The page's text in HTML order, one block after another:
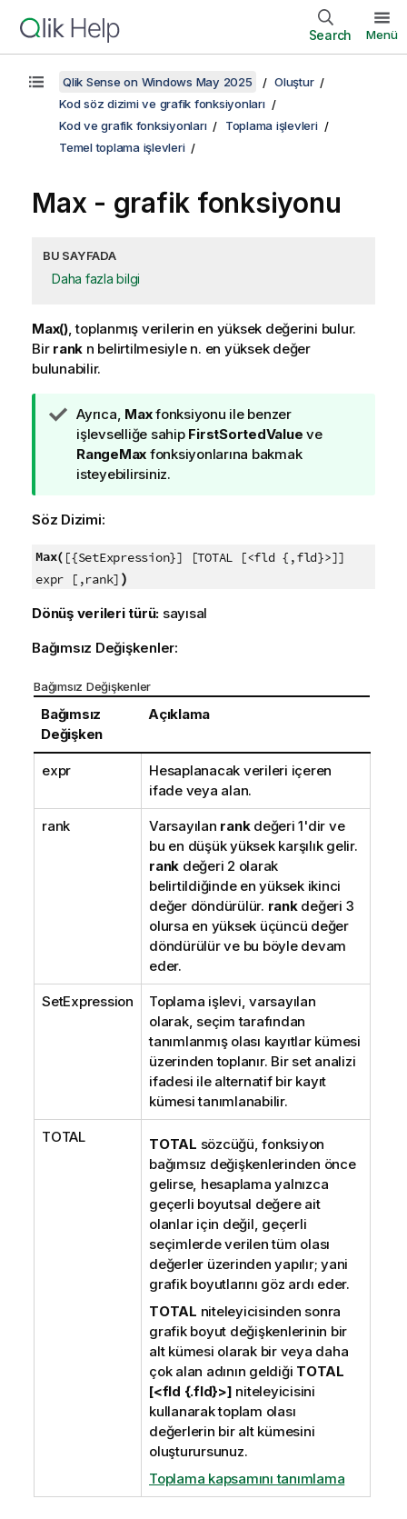
Search Menü
Qlik Sense on Windows May 2025
Oluştur
Kod söz dizimi ve grafik fonksiyonları
Kod ve grafik fonksiyonları
Toplama işlevleri
Temel toplama işlevleri
Max - grafik fonksiyonu
BU SAYFADA
Daha fazla bilgi
Max(), toplanmış verilerin en yüksek değerini bulur.
Bir rank n belirtilmesiyle n. en yüksek değer
bulunabilir.
İ
p
u
c
n
t
u
Ayrıca, Maxfonksiyonu ile benzer
işlevselliğe sahip FirstSortedValue ve
RangeMax fonksiyonlarına bakmak
isteyebilirsiniz.
Söz Dizimi:
Max( [{SetExpression}] [TOTAL [<fld {,fld}>]]
expr [,rank] )
Dönüş verileri türü: sayısal
Bağımsız Değişkenler:
Bağımsız Değişkenler
Bağımsız
Değişken
Açıklama
expr
Hesaplanacak verileri içeren
ifade veya alan.
rank Varsayılan rankdeğeri 1'dir ve
bu en düşük yüksek karşılık gelir.
rank değeri 2 olarak
belirtildiğinde en yüksek ikinci
değer döndürülür. rankdeğeri 3
olursa en yüksek üçüncü değer
döndürülür ve bu böyle devam
eder.
SetExpression
Toplama işlevi, varsayılan
olarak, seçim tarafından
tanımlanmış olası kayıtlar kümesi
üzerinden toplanır. Bir set analizi
ifadesi ile alternatif bir kayıt
kümesi tanımlanabilir.
TOTAL TOTAL sözcüğü, fonksiyon
bağımsız değişkenlerinden önce
gelirse, hesaplama yalnızca
geçerli boyutsal değere ait
olanlar için değil, geçerli
seçimlerde verilen tüm olası
değerler üzerinden yapılır; yani
grafik boyutlarını göz ardı eder.
TOTAL niteleyicisinden sonra
grafik boyut değişkenlerinin bir
alt kümesi olarak bir veya daha
çok alan adının geldiği TOTAL
[<fld {.fld}>] niteleyicisini
kullanarak toplam olası
değerlerin bir alt kümesini
oluşturursunuz.
Toplama kapsamını tanımlama